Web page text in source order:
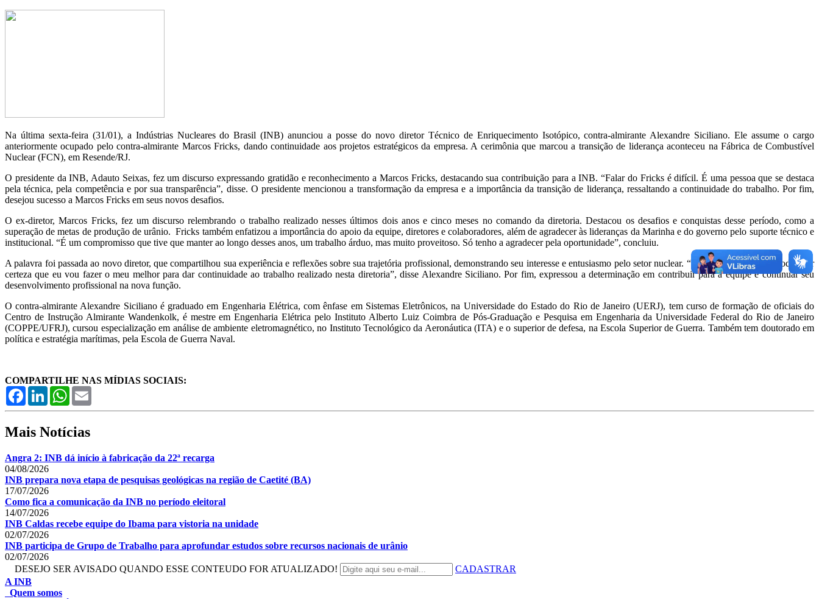
Na última sexta-feira (31/01), a Indústrias Nucleares do Brasil (INB) anunciou a posse do novo diretor Técnico de Enriquecimento Isotópico, contra-almirante Alexandre Siciliano. Ele assume o cargo
anteriormente ocupado pelo contra-almirante Marcos Fricks, dando continuidade aos projetos estratégicos da empresa. A cerimônia que marcou a transição de liderança aconteceu na Fábrica de Combustível
Nuclear (FCN), em Resende/RJ.
O presidente da INB, Adauto Seixas, fez um discurso expressando gratidão e reconhecimento a Marcos Fricks, destacando sua contribuição para a INB. “Falar do Fricks é difícil. É uma pessoa que se destaca
pela técnica, pela competência e por sua transparência”, disse. O presidente mencionou a transformação da empresa e a importância da transição de liderança, ressaltando a continuidade do trabalho. Por fim,
desejou sucesso a Marcos Fricks em seus novos desafios.
O ex-diretor, Marcos Fricks, fez um discurso relembrando o trabalho realizado nesses últimos dois anos e cinco meses no comando da diretoria. Destacou os desafios e conquistas desse período, como a
superação de metas de produção de urânio. Fricks também enfatizou a importância do apoio da equipe, diretores e colaboradores, além de agradecer às lideranças da Marinha e do governo pelo suporte técnico e
institucional. “É um compromisso que tive que manter ao longo desses anos, um trabalho árduo, mas muito proveitoso. Só tenho a agradecer pela oportunidade”, concluiu.
A palavra foi passada ao novo diretor, que compartilhou sua experiência e reflexões sobre sua trajetória profissional, demonstrando seu interesse e entusiasmo pelo setor nuclear. “Será um desafio, mas podem ter
certeza que eu vou fazer o meu melhor para dar continuidade ao trabalho realizado nesta diretoria”, disse Alexandre Siciliano. Por fim, expressou a determinação em contribuir para a equipe e continuar seu
desenvolvimento profissional na nova função.
O contra-almirante Alexandre Siciliano é graduado em Engenharia Elétrica, com ênfase em Sistemas Eletrônicos, na Universidade do Estado do Rio de Janeiro (UERJ), tem curso de formação de oficiais do
Centro de Instrução Almirante Wandenkolk, é mestre em Engenharia Elétrica pelo Instituto Alberto Luiz Coimbra de Pós-Graduação e Pesquisa em Engenharia da Universidade Federal do Rio de Janeiro
(COPPE/UFRJ), cursou especialização em análise de ambiente eletromagnético, no Instituto Tecnológico da Aeronáutica (ITA) e o superior de defesa, na Escola Superior de Guerra. Também tem doutorado em
política e estratégia marítimas, pela Escola de Guerra Naval.
COMPARTILHE NAS MÍDIAS SOCIAIS:
FacebookLinkedInWhatsApp
Mais Notícias
Angra 2: INB dá início à fabricação da 22ª recarga
04/08/2026
INB prepara nova etapa de pesquisas geológicas na região de Caetité (BA)
17/07/2026
Como fica a comunicação da INB no período eleitoral
14/07/2026
INB Caldas recebe equipe do Ibama para vistoria na unidade
02/07/2026
INB participa de Grupo de Trabalho para aprofundar estudos sobre recursos nacionais de urânio
02/07/2026
DESEJO SER AVISADO QUANDO ESSE CONTEUDO FOR ATUALIZADO!
CADASTRAR
A INB
Quem somos